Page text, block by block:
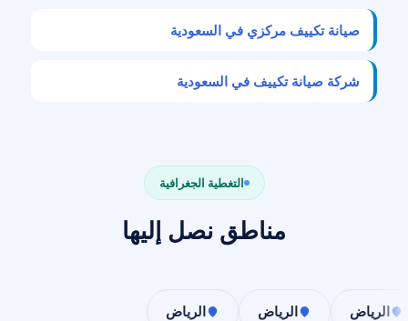
صيانة تكييف مركزي في السعودية
شركة صيانة تكييف في السعودية
التغطية الجغرافية
مناطق نصل إليها
الرياض الرياض الرياض